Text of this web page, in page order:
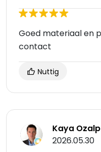
Goed materiaal en
contact
Nuttig
Kaya Ozalp
2026.05.30